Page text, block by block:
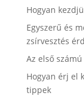
Hogyan
Egyszerű és
zsírvesztés
Az első
Hogyan érj el
tippek